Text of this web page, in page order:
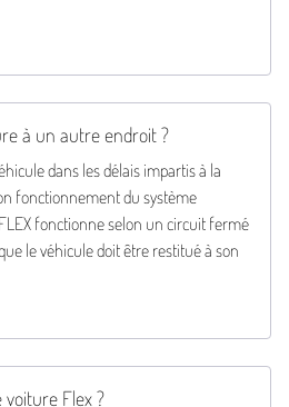
à un autre endroit ?
dans les délais impartis à la
fonctionnement du système
fonctionne selon un circuit fermé
le véhicule doit être restitué à son
Flex ?